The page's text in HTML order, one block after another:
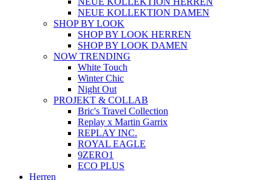
NEUE KOLLEKTION DAMEN
SHOP BY LOOK
SHOP BY LOOK HERREN
SHOP BY LOOK DAMEN
NOW TRENDING
White Touch
Winter Chic
Night Out
PROJEKT & COLLAB
Bric's Travel Collection
Replay x Martin Garrix
REPLAY INC.
ROYAL EAGLE
9ZERO1
ECO PLUS
Herren